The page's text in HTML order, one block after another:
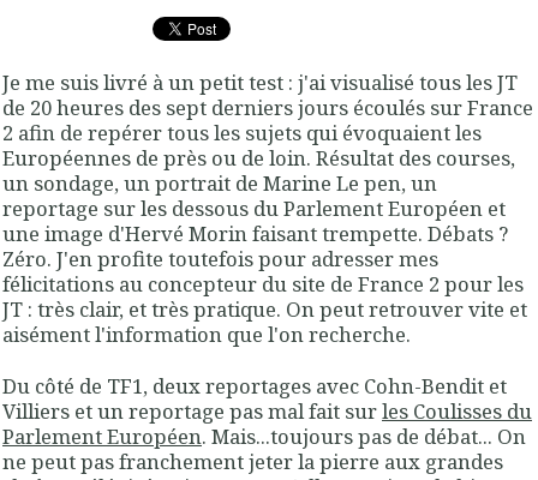
Je me suis livré à un petit test : j'ai visualisé tous les JT
de 20 heures des sept derniers jours écoulés sur France
2 afin de repérer tous les sujets qui évoquaient les
Européennes de près ou de loin. Résultat des courses,
un sondage, un portrait de Marine Le pen, un
reportage sur les dessous du Parlement Européen et
une image d'Hervé Morin faisant trempette. Débats ?
Zéro. J'en profite toutefois pour adresser mes
félicitations au concepteur du site de France 2 pour les
JT : très clair, et très pratique. On peut retrouver vite et
aisément l'information que l'on recherche.
Du côté de TF1, deux reportages avec Cohn-Bendit et
Villiers et un reportage pas mal fait surles Coulisses du
Parlement Européen. Mais...toujours pas de débat... On
ne peut pas franchement jeter la pierre aux grandes